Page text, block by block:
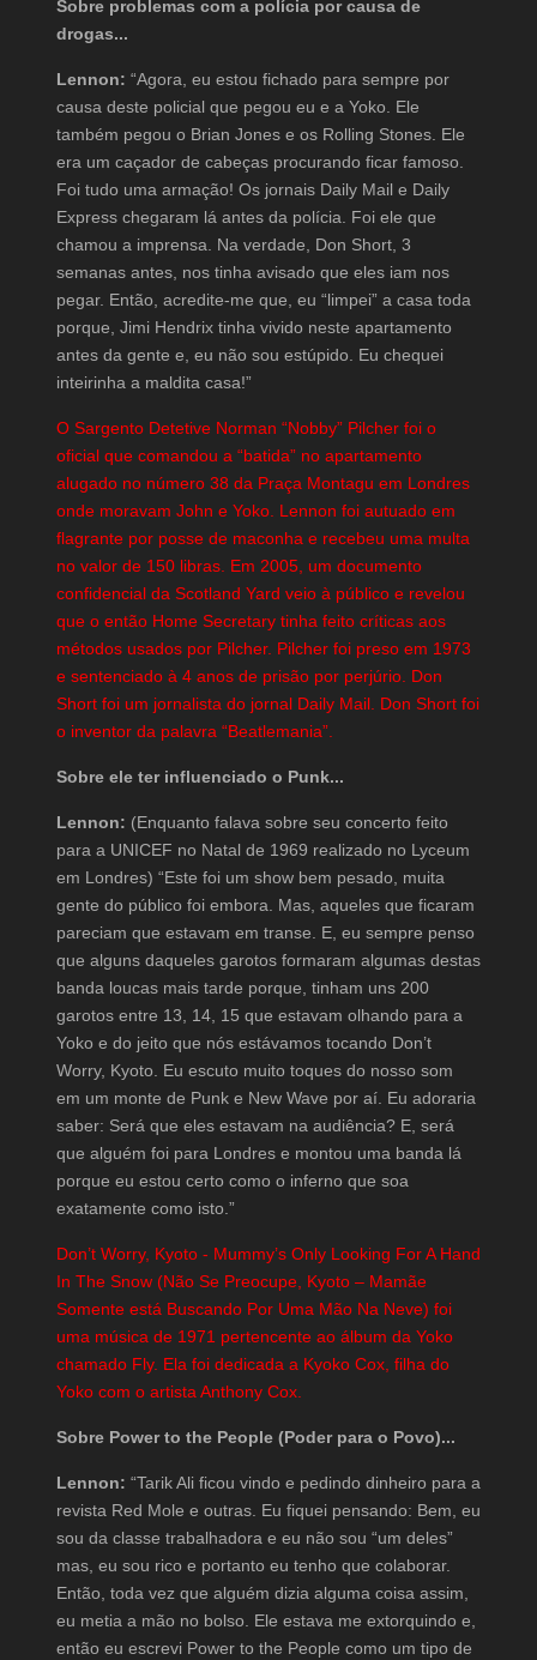
Sobre problemas com a polícia por causa de
drogas...
Lennon: “Agora, eu estou fichado para sempre por
causa deste policial que pegou eu e a Yoko. Ele
também pegou o Brian Jones e os Rolling Stones. Ele
era um caçador de cabeças procurando ficar famoso.
Foi tudo uma armação! Os jornais Daily Mail e Daily
Express chegaram lá antes da polícia. Foi ele que
chamou a imprensa. Na verdade, Don Short, 3
semanas antes, nos tinha avisado que eles iam nos
pegar. Então, acredite-me que, eu “limpei” a casa toda
porque, Jimi Hendrix tinha vivido neste apartamento
antes da gente e, eu não sou estúpido. Eu chequei
inteirinha a maldita casa!”
O Sargento Detetive Norman “Nobby” Pilcher foi o
oficial que comandou a “batida” no apartamento
alugado no número 38 da Praça Montagu em Londres
onde moravam John e Yoko. Lennon foi autuado em
flagrante por posse de maconha e recebeu uma multa
no valor de 150 libras. Em 2005, um documento
confidencial da Scotland Yard veio à público e revelou
que o então Home Secretary tinha feito críticas aos
métodos usados por Pilcher. Pilcher foi preso em 1973
e sentenciado à 4 anos de prisão por perjúrio. Don
Short foi um jornalista do jornal Daily Mail. Don Short foi
o inventor da palavra “Beatlemania”.
Sobre ele ter influenciado o Punk...
Lennon: (Enquanto falava sobre seu concerto feito
para a UNICEF no Natal de 1969 realizado no Lyceum
em Londres) “Este foi um show bem pesado, muita
gente do público foi embora. Mas, aqueles que ficaram
pareciam que estavam em transe. E, eu sempre penso
que alguns daqueles garotos formaram algumas destas
banda loucas mais tarde porque, tinham uns 200
garotos entre 13, 14, 15 que estavam olhando para a
Yoko e do jeito que nós estávamos tocando Don’t
Worry, Kyoto. Eu escuto muito toques do nosso som
em um monte de Punk e New Wave por aí. Eu adoraria
saber: Será que eles estavam na audiência? E, será
que alguém foi para Londres e montou uma banda lá
porque eu estou certo como o inferno que soa
exatamente como isto.”
Don’t Worry, Kyoto - Mummy’s Only Looking For A Hand
In The Snow (Não Se Preocupe, Kyoto – Mamãe
Somente está Buscando Por Uma Mão Na Neve) foi
uma música de 1971 pertencente ao álbum da Yoko
chamado Fly. Ela foi dedicada a Kyoko Cox, filha do
Yoko com o artista Anthony Cox.
Sobre Power to the People (Poder para o Povo)...
Lennon: “Tarik Ali ficou vindo e pedindo dinheiro para a
revista Red Mole e outras. Eu fiquei pensando: Bem, eu
sou da classe trabalhadora e eu não sou “um deles”
mas, eu sou rico e portanto eu tenho que colaborar.
Então, toda vez que alguém dizia alguma coisa assim,
eu metia a mão no bolso. Ele estava me extorquindo e,
então eu escrevi Power to the People como um tipo de